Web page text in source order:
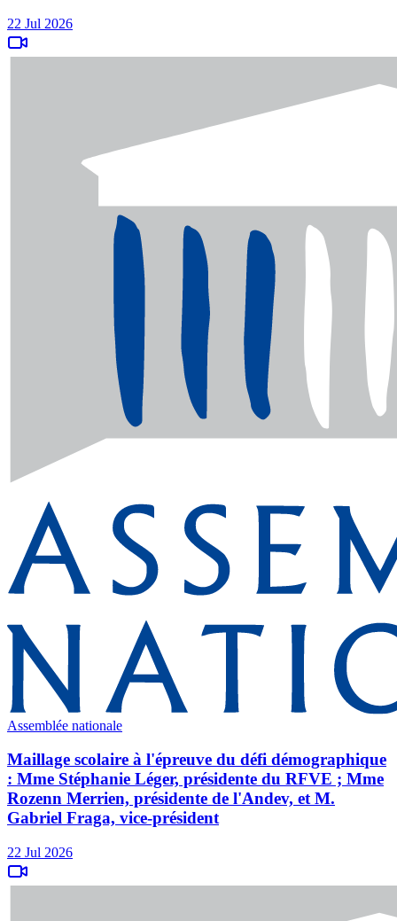
22 Jul 2026
Assemblée nationale
Maillage scolaire à l'épreuve du défi démographique
: Mme Stéphanie Léger, présidente du RFVE ; Mme
Rozenn Merrien, présidente de l'Andev, et M.
Gabriel Fraga, vice-président
22 Jul 2026